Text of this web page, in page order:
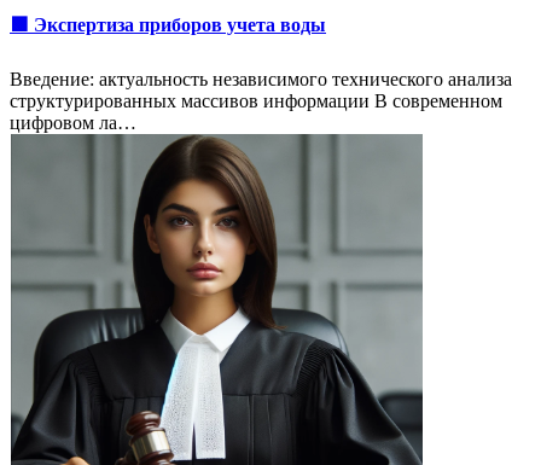
🟩 Экспертиза приборов учета воды
Введение: актуальность независимого технического анализа
структурированных массивов информации В современном
цифровом ла…